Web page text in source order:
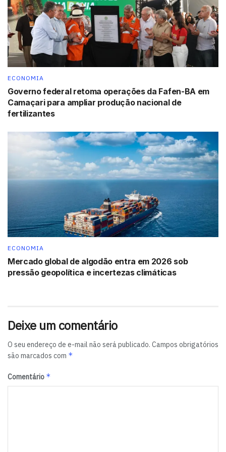
ECONOMIA
Governo federal retoma operações da Fafen-BA em
Camaçari para ampliar produção nacional de
fertilizantes
ECONOMIA
Mercado global de algodão entra em 2026 sob
pressão geopolítica e incertezas climáticas
Deixe um comentário
O seu endereço de e-mail não será publicado. Campos obrigatórios
são marcados com *
Comentário *